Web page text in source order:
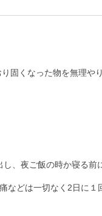
固くなった物を無理や
、夜ご飯の時か寝る前
どは一切なく2日に１